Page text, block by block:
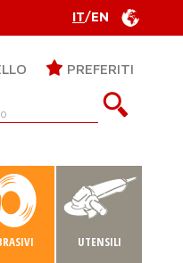
IT/EN
PREFERITI
UTENSILI